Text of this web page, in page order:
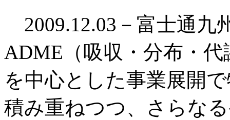
2009.12.03－富士通九
ADME（吸収・分布・
を中心とした事業展開
積み重ねつつ、さらな